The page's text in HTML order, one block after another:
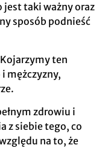
jest taki ważny oraz
sposób podnieść
ten
mężczyzny,
zdrowiu i
z siebie tego, co
na to, że